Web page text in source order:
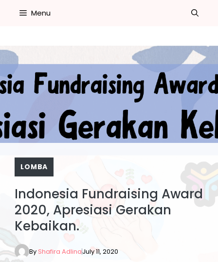
Menu
LOMBA
Indonesia Fundraising Award
2020, Apresiasi Gerakan
Kebaikan.
By Shafira AdlinaJuly 11, 2020